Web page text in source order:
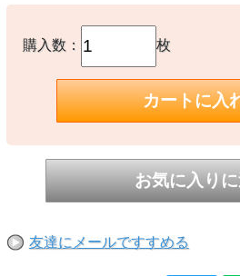
購入数： 枚
友達にメールですすめる